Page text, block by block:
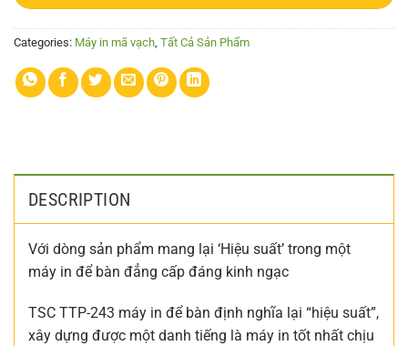
Categories: Máy in mã vạch Tất Cả Sản Phẩm
DESCRIPTION
Với dòng sản phẩm mang lại ‘Hiệu suất’ trong một
máy in để bàn đẳng cấp đáng kinh ngạc
TSC TTP-243 máy in để bàn định nghĩa lại “hiệu suất”,
xây dựng được một danh tiếng là máy in tốt nhất chịu